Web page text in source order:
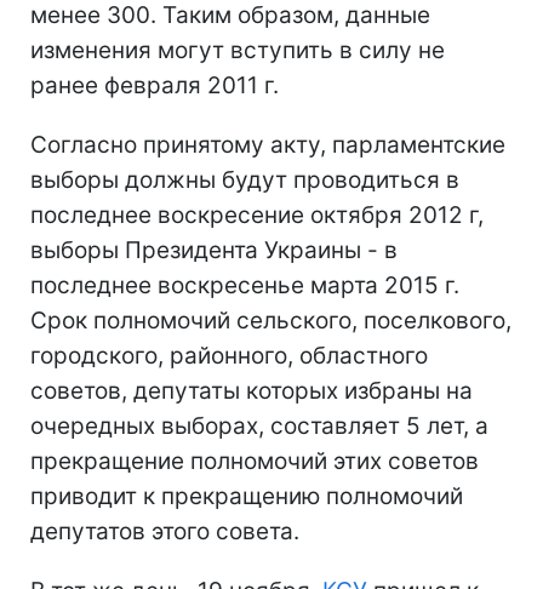
менее 300. Таким образом, данные
изменения могут вступить в силу не
ранее февраля 2011 г.
Согласно принятому акту, парламентские
выборы должны будут проводиться в
последнее воскресение октября 2012 г,
выборы Президента Украины - в
последнее воскресенье марта 2015 г.
Срок полномочий сельского, поселкового,
городского, районного, областного
советов, депутаты которых избраны на
очередных выборах, составляет 5 лет, а
прекращение полномочий этих советов
приводит к прекращению полномочий
депутатов этого совета.